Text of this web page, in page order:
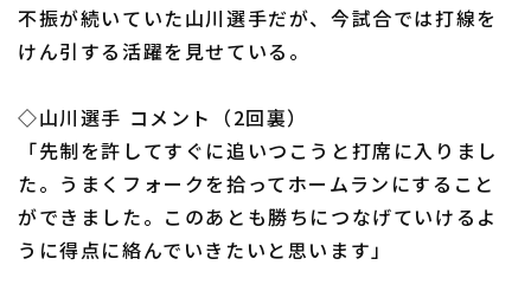
運営会社（別ウィンドウで開く） よくある質問
特定商取引法の表示 アルバイト募集 （別ウィンドウで開く
不振が続いていた山川選手だが、今試合では打線を
けん引する活躍を見せている。
◇山川選手 コメント（2回裏）
「先制を許してすぐに追いつこうと打席に入りまし
た。うまくフォークを拾ってホームランにすること
ができました。このあとも勝ちにつなげていけるよ
うに得点に絡んでいきたいと思います」